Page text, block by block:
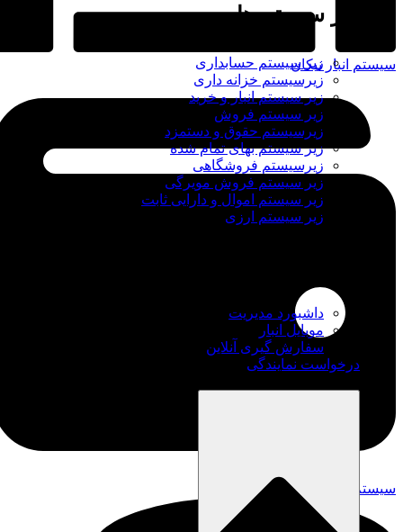
زیر سیستم ها
زیر سیستم حسابداری
زیرسیستم خزانه داری
زیر سیستم انبار و خرید
زیر سیستم فروش
زیرسیستم حقوق و دستمزد
زیر سیستم بهای تمام شده
زیرسیستم فروشگاهی
زیر سیستم فروش مویرگی
زیر سیستم اموال و دارایی ثابت
زیر سیستم ارزی
داشبورد مدیریت
موبایل انبار
سفارش گیری آنلاین
درخواست نمایندگی
سیستم انبار نیکان
سیستم حقوق و دستمزد نیکان